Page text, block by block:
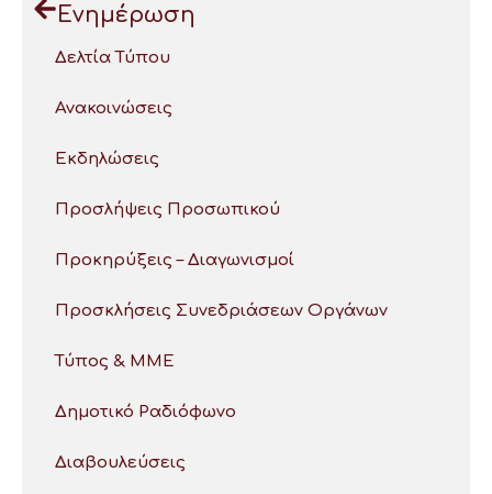
Ενημέρωση
Δελτία Τύπου
Ανακοινώσεις
Εκδηλώσεις
Προσλήψεις Προσωπικού
Προκηρύξεις – Διαγωνισμοί
Προσκλήσεις Συνεδριάσεων Οργάνων
Τύπος & ΜΜΕ
Δημοτικό Ραδιόφωνο
Διαβουλεύσεις